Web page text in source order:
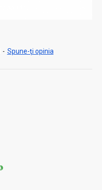
- Spune-ţi opinia